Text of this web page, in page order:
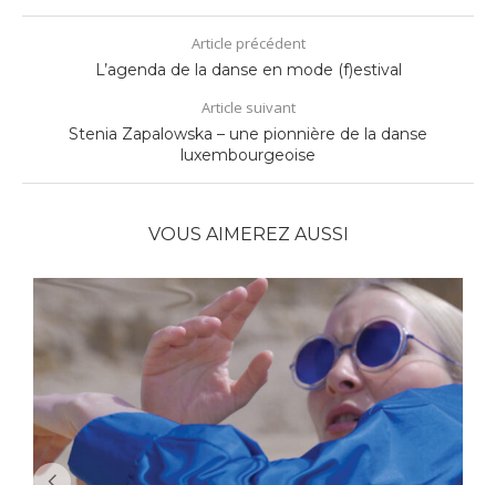
Article précédent
L’agenda de la danse en mode (f)estival
Article suivant
Stenia Zapalowska – une pionnière de la danse
luxembourgeoise
VOUS AIMEREZ AUSSI